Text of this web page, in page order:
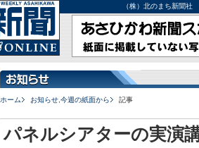
（株）北のまち新聞
ホーム お知らせ 今週の紙面から 記事
パネルシアターの実演